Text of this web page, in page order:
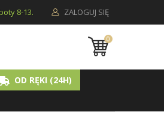
ZALOGUJ SIĘ
8-13.
0
OD RĘKI (24H)